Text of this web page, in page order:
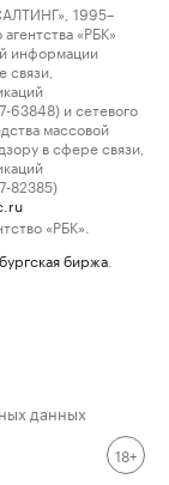
1995–
«РБК»
информации
и сетевого
массовой
в сфере связи,
82385)
«РБК».
биржа
данных
18+